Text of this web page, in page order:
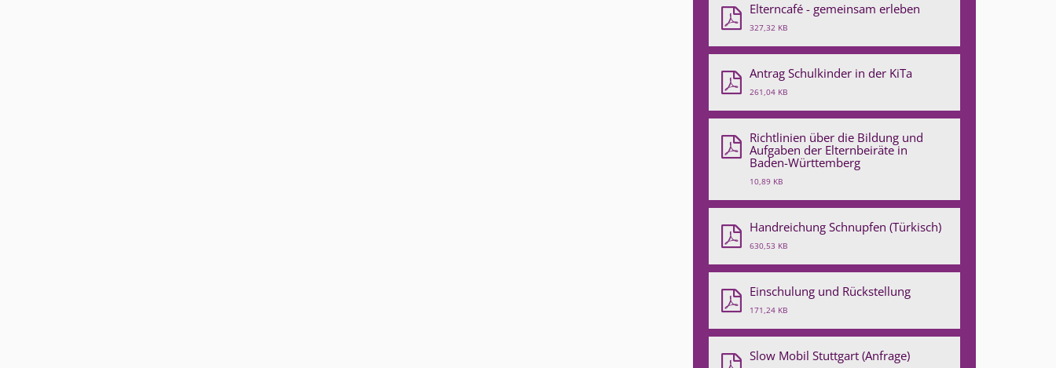
Elterncafé - gemeinsam erleben
327,32 KB
Antrag Schulkinder in der KiTa
261,04 KB
Richtlinien über die Bildung und
Aufgaben der Elternbeiräte in
Baden-Württemberg
10,89 KB
Handreichung Schnupfen (Türkisch)
630,53 KB
Einschulung und Rückstellung
171,24 KB
Slow Mobil Stuttgart (Anfrage)